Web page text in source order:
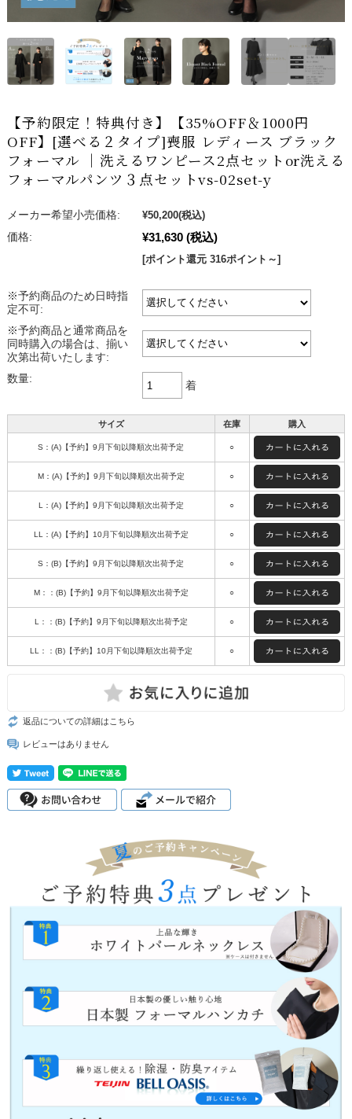
【予約限定！特典付き】【35%OFF＆1000円
OFF】[選べる２タイプ]喪服 レディース ブラック
フォーマル ｜洗えるワンピース2点セットor洗える
フォーマルパンツ３点セットvs-02set-y
メーカー希望小売価格: ¥50,200(税込)
価格:
¥31,630 (税込)
[ポイント還元 316ポイント～]
※予約商品のため日時指
定不可:
※予約商品と通常商品を
同時購入の場合は、揃い
次第出荷いたします:
数量:
着
サイズ 在庫 購入
S：(A)【予約】9月下旬以降順次出荷予定 ○
M：(A)【予約】9月下旬以降順次出荷予定 ○
L：(A)【予約】9月下旬以降順次出荷予定 ○
LL：(A)【予約】10月下旬以降順次出荷予定 ○
S：(B)【予約】9月下旬以降順次出荷予定 ○
M：：(B)【予約】9月下旬以降順次出荷予定 ○
L：：(B)【予約】9月下旬以降順次出荷予定 ○
LL：：(B)【予約】10月下旬以降順次出荷予定 ○
返品についての詳細はこちら
レビューはありません